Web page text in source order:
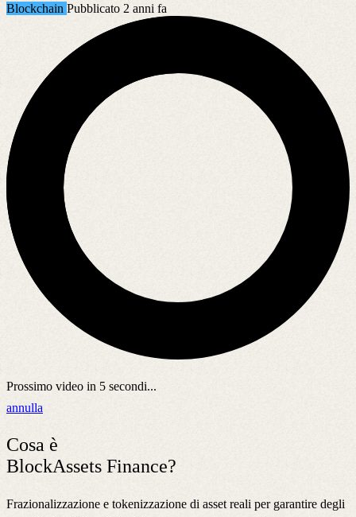
Blockchain Pubblicato 2 anni fa
Prossimo video in 5 secondi...
annulla
Cosa è
BlockAssets Finance?
Frazionalizzazione e tokenizzazione di asset reali per garantire degli